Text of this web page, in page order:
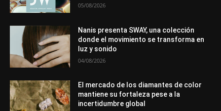
05/08/2026
Nanis presenta SWAY, una colección
donde el movimiento se transforma en
luz y sonido
04/08/2026
El mercado de los diamantes de color
mantiene su fortaleza pese a la
incertidumbre global